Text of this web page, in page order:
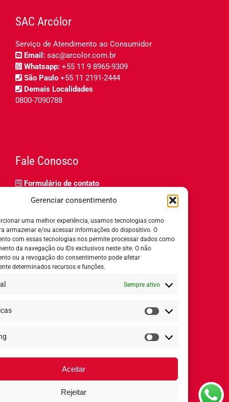
Gerenciar consentimento
uma melhor experiência, usamos tecnologias como
armazenar e/ou acessar informações do dispositivo. O
com essas tecnologias nos permite processar dados como
da navegação ou IDs exclusivos neste site. O não
ou a revogação do consentimento pode afetar
determinados recursos e funções.
Sempre ativo
Estatísticas
Marketing
Aceitar
Rejeitar
SAC Arcólor
Serviço de Atendimento ao Consumidor
Email: sac@arcolor.com.br
Whatsapp: +55 11 9 8965-9309
São Paulo +55 11 2191-2444
Demais Localidades
0800-7090788
Fale Conosco
Formulário de contato
Relatório de igualdade salarial
Horário de Atendimento:
8h ás 18h